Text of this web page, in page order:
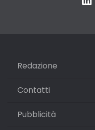
Redazione
Contatti
Pubblicità